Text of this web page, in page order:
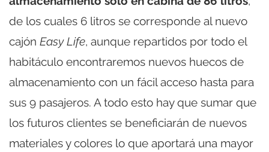
de los cuales 6 litros se corresponde al nuevo
cajón Easy Life, aunque repartidos por todo el
habitáculo encontraremos nuevos huecos de
almacenamiento con un fácil acceso hasta para
sus 9 pasajeros. A todo esto hay que sumar que
los futuros clientes se beneficiarán de nuevos
materiales y colores lo que aportará una mayor